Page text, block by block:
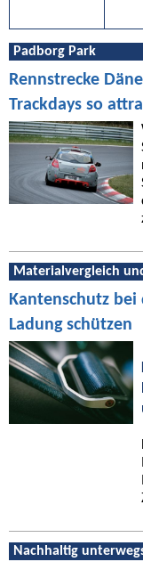
Padborg Park
Rennstrecke
Trackdays so
Materialvergleich
Kantenschutz bei
Ladung schützen
Nachhaltig